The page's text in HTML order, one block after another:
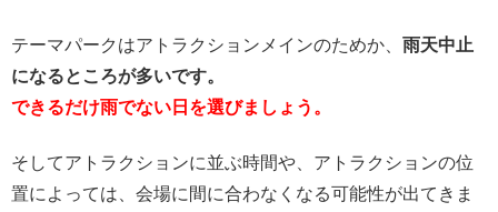
テーマパークはアトラクションメインのためか、 雨天中止
になるところが多いです。
できるだけ雨でない日を選びましょう。
そしてアトラクションに並ぶ時間や、アトラクションの位
置によっては、会場に間に合わなくなる可能性が出てきま